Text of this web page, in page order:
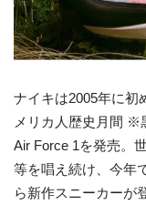
ナイキは2005年に初
メリカ人歴史月間 ※
Air Force 1を発売。
等を唱え続け、今年
ら新作スニーカーが